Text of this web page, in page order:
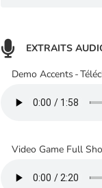

EXTRAITS
Demo Accents -
Video Game Full